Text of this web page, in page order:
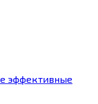
эффективные